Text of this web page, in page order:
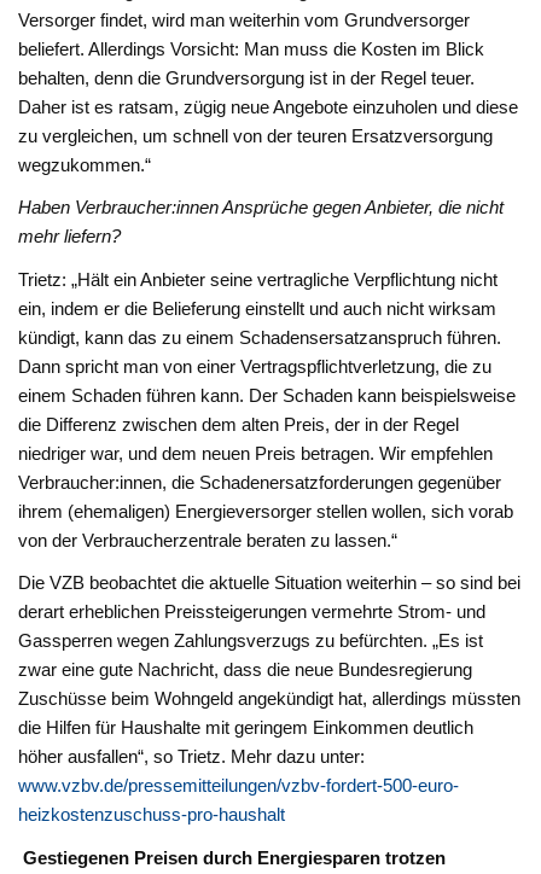
Versorger findet, wird man weiterhin vom Grundversorger
beliefert. Allerdings Vorsicht: Man muss die Kosten im Blick
behalten, denn die Grundversorgung ist in der Regel teuer.
Daher ist es ratsam, zügig neue Angebote einzuholen und diese
zu vergleichen, um schnell von der teuren Ersatzversorgung
wegzukommen.“
Haben Verbraucher:innen Ansprüche gegen Anbieter, die nicht
mehr liefern?
Trietz: „Hält ein Anbieter seine vertragliche Verpflichtung nicht
ein, indem er die Belieferung einstellt und auch nicht wirksam
kündigt, kann das zu einem Schadensersatzanspruch führen.
Dann spricht man von einer Vertragspflichtverletzung, die zu
einem Schaden führen kann. Der Schaden kann beispielsweise
die Differenz zwischen dem alten Preis, der in der Regel
niedriger war, und dem neuen Preis betragen. Wir empfehlen
Verbraucher:innen, die Schadenersatzforderungen gegenüber
ihrem (ehemaligen) Energieversorger stellen wollen, sich vorab
von der Verbraucherzentrale beraten zu lassen.“
Die VZB beobachtet die aktuelle Situation weiterhin – so sind bei
derart erheblichen Preissteigerungen vermehrte Strom- und
Gassperren wegen Zahlungsverzugs zu befürchten. „Es ist
zwar eine gute Nachricht, dass die neue Bundesregierung
Zuschüsse beim Wohngeld angekündigt hat, allerdings müssten
die Hilfen für Haushalte mit geringem Einkommen deutlich
höher ausfallen“, so Trietz. Mehr dazu unter:
www.vzbv.de/pressemitteilungen/vzbv-fordert-500-euro-
heizkostenzuschuss-pro-haushalt
Gestiegenen Preisen durch Energiesparen trotzen